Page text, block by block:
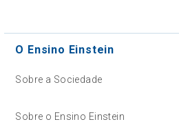
O Ensino Einstein
Sobre a Sociedade
Sobre o Ensino Einstein